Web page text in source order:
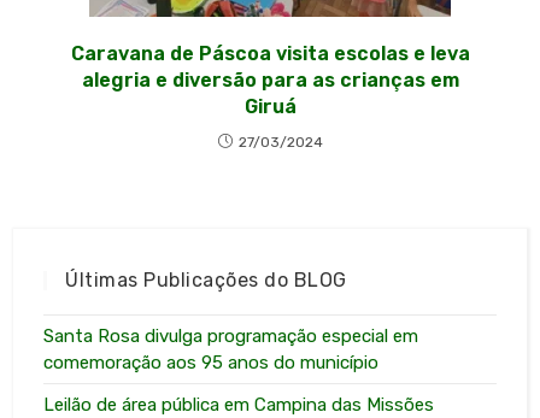
Caravana de Páscoa visita escolas e leva
alegria e diversão para as crianças em
Giruá
27/03/2024
Últimas Publicações do BLOG
Santa Rosa divulga programação especial em
comemoração aos 95 anos do município
Leilão de área pública em Campina das Missões